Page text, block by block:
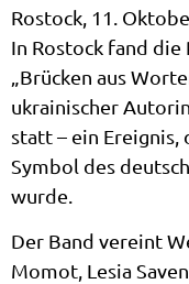
Rostock, 11.
In Rostock fand
„Brücken aus
ukrainischer
statt – ein Ereignis,
Symbol des
wurde.
Der Band vereint
Momot, Lesia